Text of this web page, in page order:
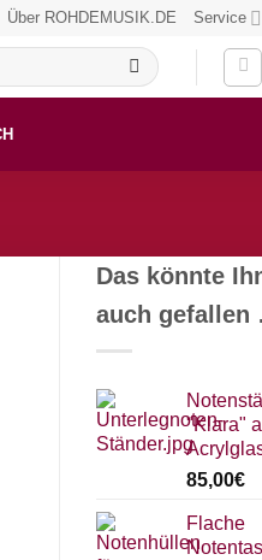
Über ROHDEMUSIK.DE Service
Das könnte
auch gefallen
"Klara"
85,00€
Flache